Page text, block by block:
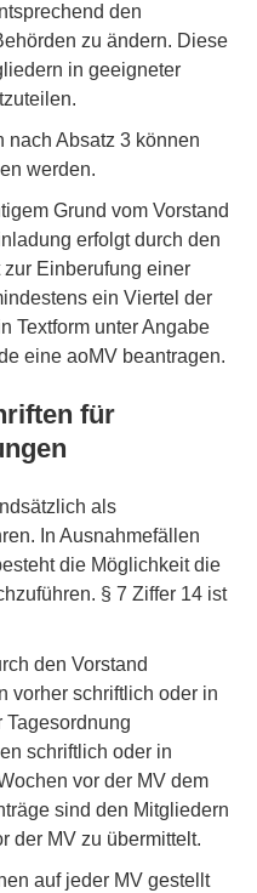
den
zu ändern. Diese
in geeigneter
nach Absatz 3 können
werden.
Grund vom Vorstand
erfolgt durch den
Einberufung einer
ein Viertel der
Textform unter Angabe
eine aoMV beantragen.
für
als
In Ausnahmefällen
die Möglichkeit die
§ 7 Ziffer 14 ist
den Vorstand
vorher schriftlich oder in
Tagesordnung
schriftlich oder in
vor der MV dem
sind den Mitgliedern
der MV zu übermittelt.
auf jeder MV gestellt